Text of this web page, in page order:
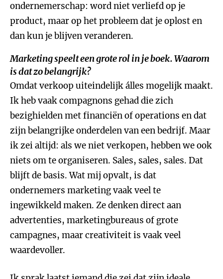
ondernemerschap: word niet verliefd op je
product, maar op het probleem dat je oplost en
dan kun je blijven veranderen.
Marketing speelt een grote rol in je boek. Waarom
is dat zo belangrijk?
Omdat verkoop uiteindelijk álles mogelijk maakt.
Ik heb vaak compagnons gehad die zich
bezighielden met financiën of operations en dat
zijn belangrijke onderdelen van een bedrijf. Maar
ik zei altijd: als we niet verkopen, hebben we ook
niets om te organiseren. Sales, sales, sales. Dat
blijft de basis. Wat mij opvalt, is dat
ondernemers marketing vaak veel te
ingewikkeld maken. Ze denken direct aan
advertenties, marketingbureaus of grote
campagnes, maar creativiteit is vaak veel
waardevoller.